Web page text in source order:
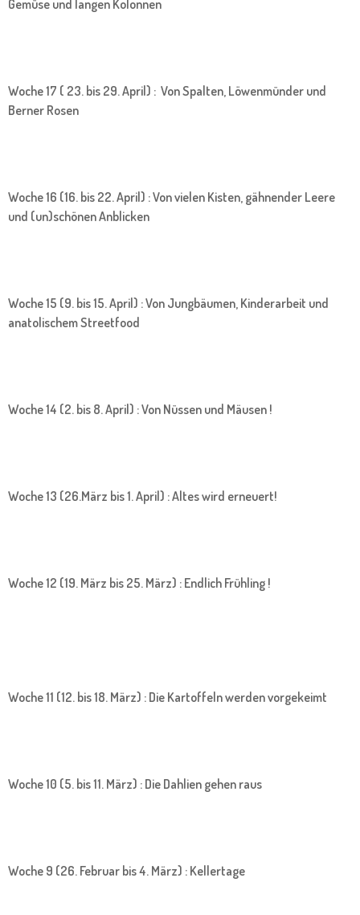
Gemüse und langen Kolonnen
Woche 17 ( 23. bis 29. April) : Von Spalten, Löwenmünder und
Berner Rosen
Woche 16 (16. bis 22. April) : Von vielen Kisten, gähnender Leere
und (un)schönen Anblicken
Woche 15 (9. bis 15. April) : Von Jungbäumen, Kinderarbeit und
anatolischem Streetfood
Woche 14 (2. bis 8. April) : Von Nüssen und Mäusen !
Woche 13 (26.März bis 1. April) : Altes wird erneuert!
Woche 12 (19. März bis 25. März) : Endlich Frühling !
Woche 11 (12. bis 18. März) : Die Kartoffeln werden vorgekeimt
Woche 10 (5. bis 11. März) : Die Dahlien gehen raus
Woche 9 (26. Februar bis 4. März) : Kellertage